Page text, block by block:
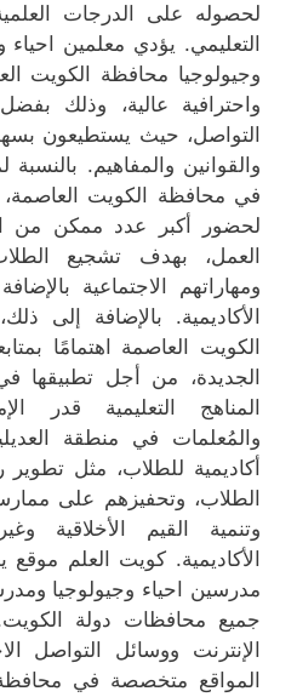
لحصوله على الدرجات
التعليمي. يؤدي معلمين احياء
وجيولوجيا محافظة الكويت
واحترافية عالية، وذلك
التواصل، حيث يستطيعون
والقوانين والمفاهيم.
في محافظة الكويت العاصمة،
لحضور أكبر عدد ممكن من
العمل، بهدف تشجيع
ومهاراتهم الاجتماعية
الأكاديمية. بالإضافة إلى
الكويت العاصمة اهتمامًا
الجديدة، من أجل تطبيقها
المناهج التعليمية قدر
والمُعلمات في منطقة
أكاديمية للطلاب، مثل تطوير
الطلاب، وتحفيزهم على
وتنمية القيم الأخلاقية
الأكاديمية. كويت العلم
مدرسين احياء وجيولوجيا
جميع محافظات دولة
الإنترنت ووسائل التواصل
المواقع متخصصة في